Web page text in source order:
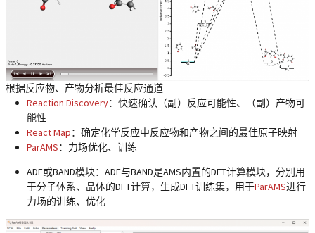
根据反应物、产物分析最佳反应通道
Reaction Discovery：快速确认（副）反应可能性、（副）产物可
能性
React Map：确定化学反应中反应物和产物之间的最佳原子映射
ParAMS：力场优化、训练
ADF或BAND模块：ADF与BAND是AMS内置的DFT计算模块，分别用
于分子体系、晶体的DFT计算，生成DFT训练集，用于ParAMS进行
力场的训练、优化